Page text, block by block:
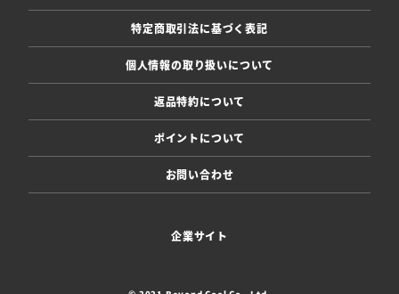
特定商取引法に基づく表記
個人情報の取り扱いについて
返品特約について
ポイントについて
お問い合わせ
企業サイト